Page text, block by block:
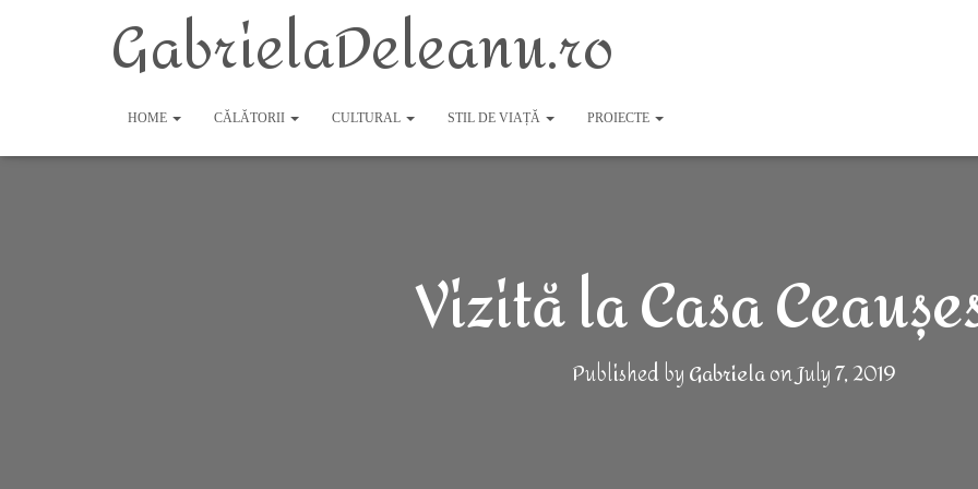
GabrielaDeleanu.ro
HOME CĂLĂTORII CULTURAL STIL DE VIAȚĂ PROIECTE
Vizită la Casa
Published byGabrielaonJuly 7, 2019